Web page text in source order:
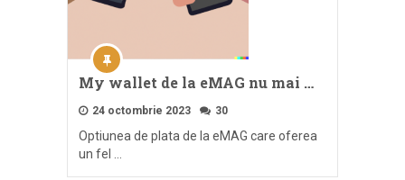
My wallet de la eMAG nu mai …
24 octombrie 2023 30
Optiunea de plata de la eMAG care oferea
un fel …